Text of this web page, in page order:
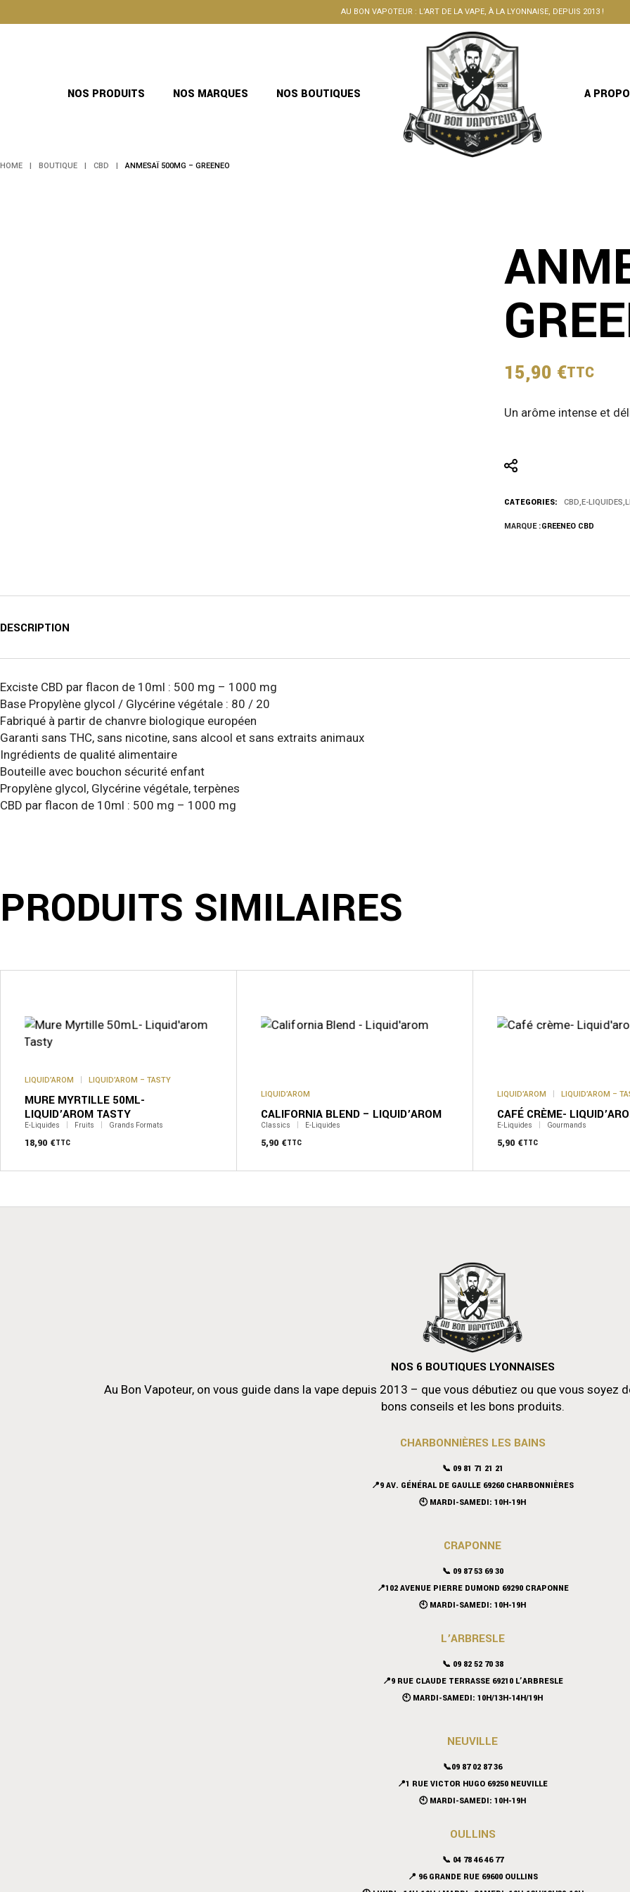
AU BON VAPOTEUR : L’ART DE LA VAPE, À LA LYONNAISE, DEPUIS 2013 !
NOS PRODUITS NOS MARQUES NOS BOUTIQUES A
HOME BOUTIQUE CBD ANMESAÏ 500MG – GREENEO
15,90 €TTC
Un arôme intense et
CATEGORIES: CBD,E-LIQUIDES,
MARQUE :GREENEO CBD
DESCRIPTION
Exciste CBD par flacon de 10ml : 500 mg – 1000 mg
Base Propylène glycol / Glycérine végétale : 80 / 20
Fabriqué à partir de chanvre biologique européen
Garanti sans THC, sans nicotine, sans alcool et sans extraits animaux
Ingrédients de qualité alimentaire
Bouteille avec bouchon sécurité enfant
Propylène glycol, Glycérine végétale, terpènes
CBD par flacon de 10ml : 500 mg – 1000 mg
PRODUITS SIMILAIRES
LIQUID’AROM LIQUID’AROM – TASTY
MURE MYRTILLE 50ML-
LIQUID’AROM TASTY
E-Liquides Fruits Grands Formats
18,90 €TTC
LIQUID’AROM
CALIFORNIA BLEND – LIQUID’AROM
Classics E-Liquides
5,90 €TTC
variations.
page
produit
LIQUID’AROM LIQUID’AROM –
CAFÉ CRÈME-
E-Liquides Gourmands
5,90 €TTC
variations.
page
produit
NOS 6 BOUTIQUES LYONNAISES
Au Bon Vapoteur, on vous guide dans la vape depuis 2013 – que vous débutiez ou que vous soyez
bons conseils et les bons produits.
CHARBONNIÈRES LES BAINS
📞 09 81 71 21 21
📍9 AV. GÉNÉRAL DE GAULLE 69260 CHARBONNIÈRES
🕙 MARDI-SAMEDI: 10H-19H
CRAPONNE
📞 09 87 53 69 30
📍102 AVENUE PIERRE DUMOND 69290 CRAPONNE
🕙 MARDI-SAMEDI: 10H-19H
L’ARBRESLE
📞 09 82 52 70 38
📍9 RUE CLAUDE TERRASSE 69210 L’ARBRESLE
🕙 MARDI-SAMEDI: 10H/13H-14H/19H
NEUVILLE
📞09 87 02 87 36
📍1 RUE VICTOR HUGO 69250 NEUVILLE
🕙 MARDI-SAMEDI: 10H-19H
OULLINS
📞 04 78 46 46 77
📍 96 GRANDE RUE 69600 OULLINS